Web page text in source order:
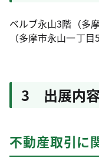
ベルブ永山3階（多
（多摩市永山一丁目
3 出展内容
不動産取引に